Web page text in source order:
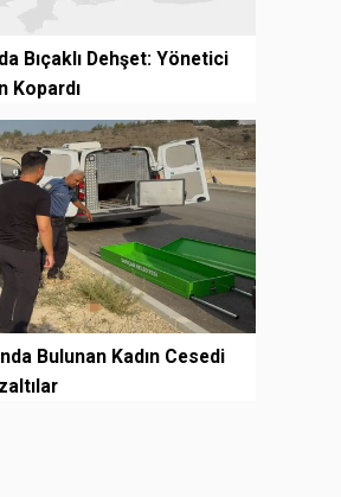
Bıçaklı Dehşet: Yönetici
Kopardı
Bulunan Kadın Cesedi